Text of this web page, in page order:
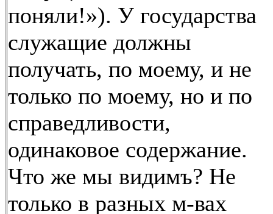
поняли!»). У государства
служащие должны
получать, по моему, и не
только по моему, но и по
справедливости,
одинаковое содержание.
Что же мы видимъ? Не
только в разных м-вах